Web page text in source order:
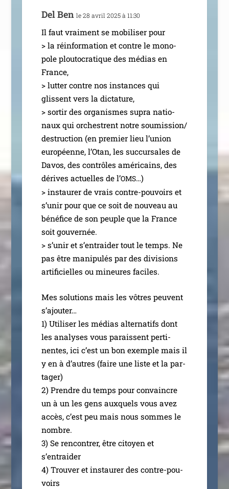
Del Ben le 28 avril 2025 à 11:30
Il faut vrai­ment se mobi­li­ser pour
> la réin­for­ma­tion et contre le mono­
pole plou­to­cra­tique des médias en
France,
> lut­ter contre nos ins­tances qui
glissent vers la dic­ta­ture,
> sor­tir des orga­nismes supra natio­
naux qui orchestrent notre soumission/​
destruction (en pre­mier lieu l’u­nion
euro­péenne, l’Otan, les suc­cur­sales de
Davos, des contrôles amé­ri­cains, des
dérives actuelles de l’OMS…)
> ins­tau­rer de vrais contre-pou­­voirs et
s’u­nir pour que ce soit de nou­veau au
béné­fice de son peuple que la France
soit gou­ver­née.
> s’u­nir et s’en­trai­der tout le temps. Ne
pas être mani­pu­lés par des divi­sions
arti­fi­cielles ou mineures faciles.
Mes solu­tions mais les vôtres peuvent
s’ajouter…
1) Utiliser les médias alter­na­tifs dont
les ana­lyses vous paraissent per­ti­
nentes, ici c’est un bon exemple mais il
y en à d’autres (faire une liste et la par­
ta­ger)
2) Prendre du temps pour convaincre
un à un les gens aux­quels vous avez
accès, c’est peu mais nous sommes le
nombre.
3) Se ren­con­trer, être citoyen et
s’entraider
4) Trouver et ins­tau­rer des contre-pou­
voirs